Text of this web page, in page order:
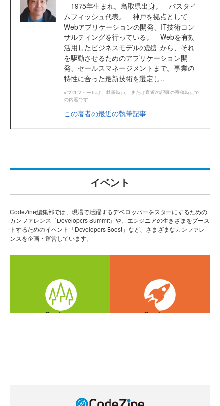
1975年生まれ。鳥取県出身。 バスタイ
ムフィッシュ代表。 神戸を拠点として
Webアプリケーションの開発、IT技術コン
サルティングを行っている。 Webを有効
活用したビジネスモデルの設計から、それ
を駆動させるためのアプリケーション開
発、セールスマネージメントまで。事業の
特性に合った最新技術を選定し...
※プロフィールは、執筆時点、または直近の記事の寄稿時点で
の内容です
この著者の最近の執筆記事
イベント
CodeZine編集部では、現場で活躍するデベロッパーをスターにするための
カンファレンス「Developers Summit」や、エンジニアの生きざまをブース
トするためのイベント「Developers Boost」など、さまざまなカンファレ
ンスを企画・運営しています。